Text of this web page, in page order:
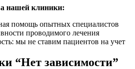
нашей клиники:
помощь опытных специалистов
проводимого лечения
мы не ставим пациентов на учет
“Нет зависимости”